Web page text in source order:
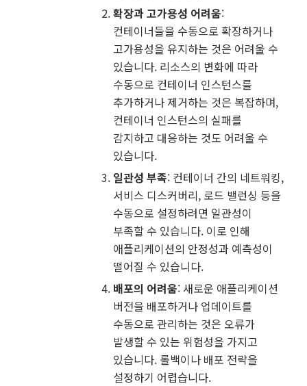
확장과 고가용성 어려움:
컨테이너들을 수동으로 확장하거나
고가용성을 유지하는 것은 어려울 수
있습니다. 리소스의 변화에 따라
수동으로 컨테이너 인스턴스를
추가하거나 제거하는 것은 복잡하며,
컨테이너 인스턴스의 실패를
감지하고 대응하는 것도 어려울 수
있습니다.
일관성 부족: 컨테이너 간의 네트워킹,
서비스 디스커버리, 로드 밸런싱 등을
수동으로 설정하려면 일관성이
부족할 수 있습니다. 이로 인해
애플리케이션의 안정성과 예측성이
떨어질 수 있습니다.
배포의 어려움: 새로운 애플리케이션
버전을 배포하거나 업데이트를
수동으로 관리하는 것은 오류가
발생할 수 있는 위험성을 가지고
있습니다. 롤백이나 배포 전략을
설정하기 어렵습니다.